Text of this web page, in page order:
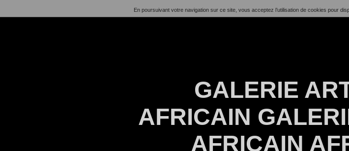
En poursuivant votre navigation sur ce site, vous acceptez l’utilisation de cookies pour
GALERIE
AFRICAIN
AFRICAIN